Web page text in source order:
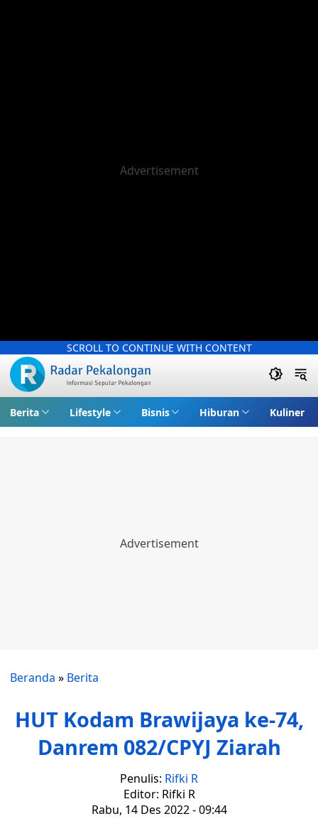
SCROLL TO CONTINUE WITH CONTENT
Berita Lifestyle Bisnis Hiburan Kuliner
Beranda » Berita
HUT Kodam Brawijaya ke-74,
Danrem 082/CPYJ Ziarah
Penulis: Rifki R
Editor: Rifki R
Rabu, 14 Des 2022 - 09:44